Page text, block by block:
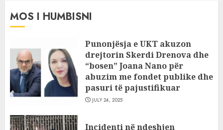
MOS I HUMBISNI
Punonjësja e UKT akuzon
drejtorin Skerdi Drenova dhe
“bosen” Joana Nano për
abuzim me fondet publike dhe
pasuri të pajustifikuar
JULY 24, 2025
Incidenti në ndeshjen